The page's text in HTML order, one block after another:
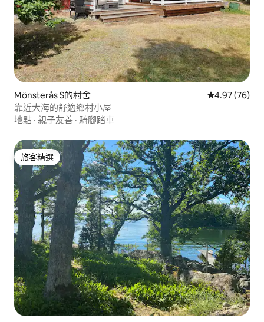
Mönsterås S的村舍 從 76 則評價
4.97 (76)
靠近大海的舒適鄉村小屋
地點 · 親子友善 · 騎腳踏車
旅客精選
旅客精選